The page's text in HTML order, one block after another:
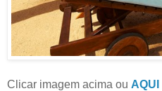
Clicar imagem acima ou AQUI